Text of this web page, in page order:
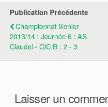
Publication Précédente
Championnat Senior
2013/14 : Journée 6 : AS
Claudel - CIC B : 2 - 3
Laisser un